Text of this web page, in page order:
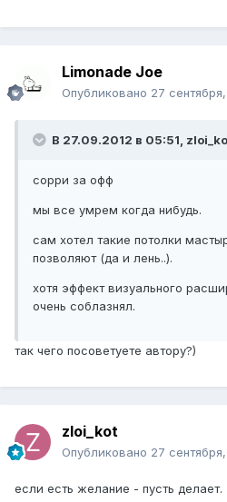
Limonade Joe
Опубликовано 27
В 27.09.2012 в 05:51,
сорри за офф
мы все умрем когда нибудь.
сам хотел такие потолки
позволяют (да и лень..).
хотя эффект визуального
очень соблазнял.
так чего посоветуете автору?)
zloi_kot
Опубликовано 27
если есть желание - пусть делает.